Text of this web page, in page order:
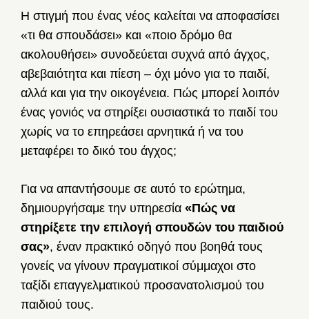
Η στιγμή που ένας νέος καλείται να αποφασίσει
«τι θα σπουδάσει» και «ποιο δρόμο θα
ακολουθήσει» συνοδεύεται συχνά από άγχος,
αβεβαιότητα και πίεση – όχι μόνο για το παιδί,
αλλά και για την οικογένεια. Πώς μπορεί λοιπόν
ένας γονιός να στηρίξει ουσιαστικά το παιδί του
χωρίς να το επηρεάσει αρνητικά ή να του
μεταφέρει το δικό του άγχος;
Για να απαντήσουμε σε αυτό το ερώτημα,
δημιουργήσαμε την υπηρεσία «Πώς να
στηρίξετε την επιλογή σπουδών του παιδιού
σας», έναν πρακτικό οδηγό που βοηθά τους
γονείς να γίνουν πραγματικοί σύμμαχοι στο
ταξίδι επαγγελματικού προσανατολισμού του
παιδιού τους.